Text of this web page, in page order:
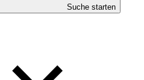
Suche starten